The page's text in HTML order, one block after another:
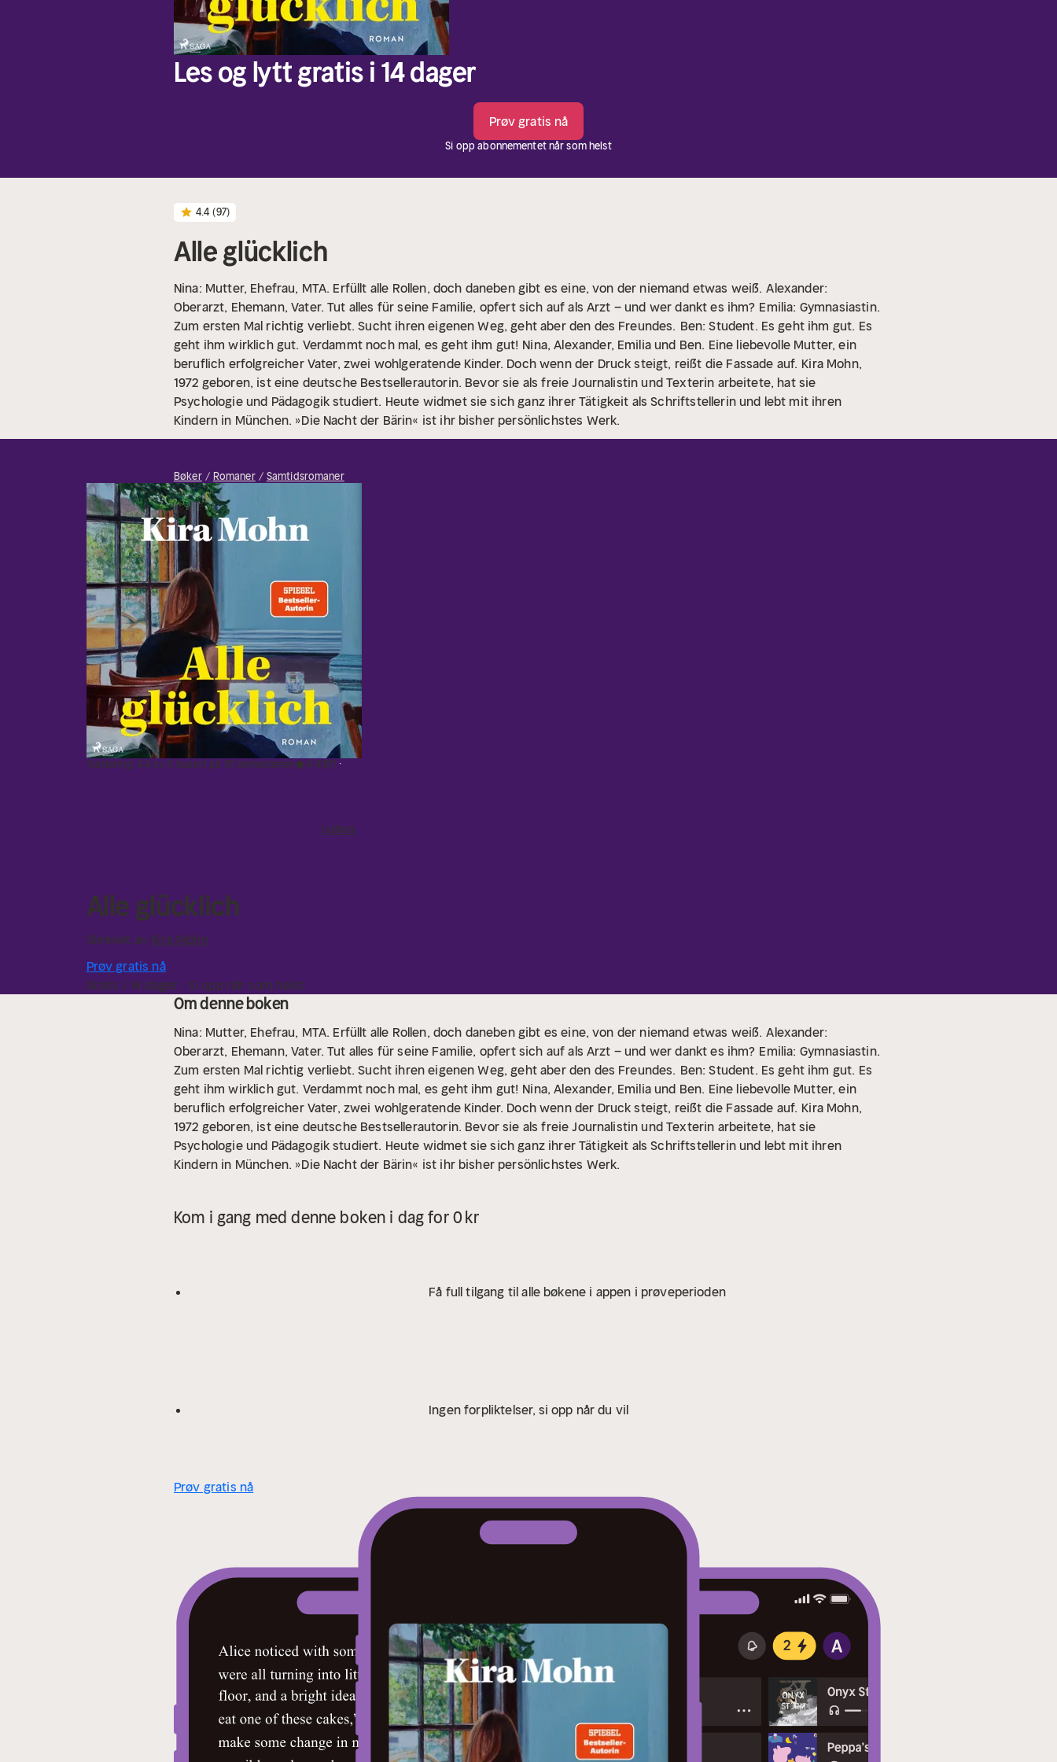
Les og lytt gratis i 14 dager
Prøv gratis nå
Si opp abonnementet når som helst
4.4 (97)
Alle glücklich
Nina: Mutter, Ehefrau, MTA. Erfüllt alle Rollen, doch daneben gibt es eine, von der niemand etwas weiß. Alexander:
Oberarzt, Ehemann, Vater. Tut alles für seine Familie, opfert sich auf als Arzt – und wer dankt es ihm? Emilia: Gymnasiastin.
Zum ersten Mal richtig verliebt. Sucht ihren eigenen Weg, geht aber den des Freundes. Ben: Student. Es geht ihm gut. Es
geht ihm wirklich gut. Verdammt noch mal, es geht ihm gut! Nina, Alexander, Emilia und Ben. Eine liebevolle Mutter, ein
beruflich erfolgreicher Vater, zwei wohlgeratende Kinder. Doch wenn der Druck steigt, reißt die Fassade auf. Kira Mohn,
1972 geboren, ist eine deutsche Bestsellerautorin. Bevor sie als freie Journalistin und Texterin arbeitete, hat sie
Psychologie und Pädagogik studiert. Heute widmet sie sich ganz ihrer Tätigkeit als Schriftstellerin und lebt mit ihren
Kindern in München. »Die Nacht der Bärin« ist ihr bisher persönlichstes Werk.
Bøker Romaner Samtidsromaner
Vurdering: 4.4 av 5, basert på 97 anmeldelser 4.4(97)
Lydbok
Alle glücklich
Skrevet av Kira Mohn
Prøv gratis nå
Gratis i 14 dager · Si opp når som helst
Om denne boken
Nina: Mutter, Ehefrau, MTA. Erfüllt alle Rollen, doch daneben gibt es eine, von der niemand etwas weiß. Alexander:
Oberarzt, Ehemann, Vater. Tut alles für seine Familie, opfert sich auf als Arzt – und wer dankt es ihm? Emilia: Gymnasiastin.
Zum ersten Mal richtig verliebt. Sucht ihren eigenen Weg, geht aber den des Freundes. Ben: Student. Es geht ihm gut. Es
geht ihm wirklich gut. Verdammt noch mal, es geht ihm gut! Nina, Alexander, Emilia und Ben. Eine liebevolle Mutter, ein
beruflich erfolgreicher Vater, zwei wohlgeratende Kinder. Doch wenn der Druck steigt, reißt die Fassade auf. Kira Mohn,
1972 geboren, ist eine deutsche Bestsellerautorin. Bevor sie als freie Journalistin und Texterin arbeitete, hat sie
Psychologie und Pädagogik studiert. Heute widmet sie sich ganz ihrer Tätigkeit als Schriftstellerin und lebt mit ihren
Kindern in München. »Die Nacht der Bärin« ist ihr bisher persönlichstes Werk.
Kom i gang med denne boken i dag for 0 kr
Få full tilgang til alle bøkene i appen i prøveperioden
Ingen forpliktelser, si opp når du vil
Prøv gratis nå